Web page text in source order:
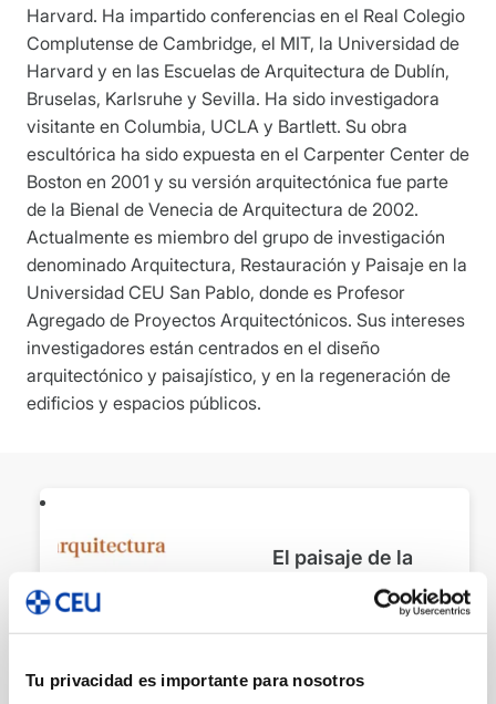
Tu privacidad es importante para nosotros
Harvard. Ha impartido conferencias en el Real Colegio
Complutense de Cambridge, el MIT, la Universidad de
Harvard y en las Escuelas de Arquitectura de Dublín,
Bruselas, Karlsruhe y Sevilla. Ha sido investigadora
visitante en Columbia, UCLA y Bartlett. Su obra
escultórica ha sido expuesta en el Carpenter Center de
Boston en 2001 y su versión arquitectónica fue parte
de la Bienal de Venecia de Arquitectura de 2002.
Actualmente es miembro del grupo de investigación
denominado Arquitectura, Restauración y Paisaje en la
Universidad CEU San Pablo, donde es Profesor
Agregado de Proyectos Arquitectónicos. Sus intereses
investigadores están centrados en el diseño
arquitectónico y paisajístico, y en la regeneración de
edificios y espacios públicos.
El paisaje de la
arquitectura. The
García-Hípola, Mayka